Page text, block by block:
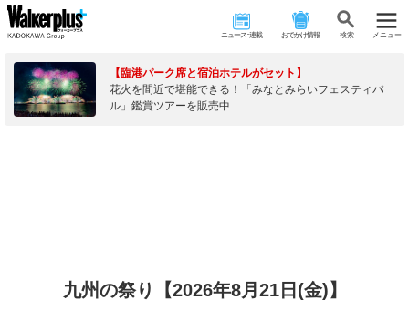
ニュース･連載 おでかけ情報 検 索 メニュー
【臨港パーク席と宿泊ホテルがセット】
花火を間近で堪能できる！「みなとみらいフェスティバ
ル」鑑賞ツアーを販売中
九州の祭り【2026年8月21日(金)】